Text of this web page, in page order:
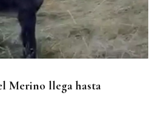
Merino llega hasta